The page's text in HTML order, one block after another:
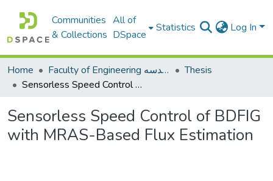
Communities
& Collections
All of
DSpace
Statistics Log In
Home Faculty of Engineering كلية الهندسه
Thesis
Sensorless Speed Control of BDFIG with MRAS-Based Flux Estimation
Sensorless Speed Control of BDFIG
with MRAS-Based Flux Estimation